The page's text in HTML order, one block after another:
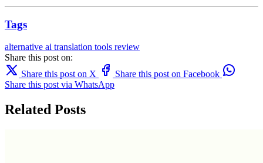
Tags
alternative ai translation tools review
Share this post on:
Share this post on X
Share this post on Facebook
Share this post via WhatsApp
Related Posts